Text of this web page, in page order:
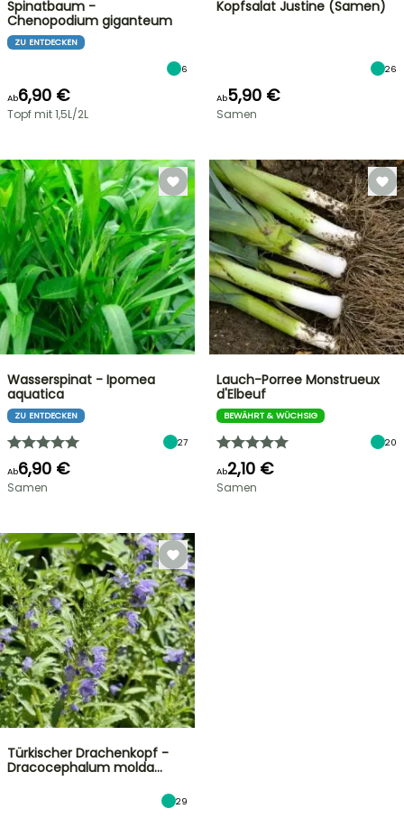
Spinatbaum -
Chenopodium giganteum
ZU ENTDECKEN
6
Ab6,90 €
Topf mit 1,5L/2L
Kopfsalat Justine (Samen)
26
Ab5,90 €
Samen
Wasserspinat - Ipomea
aquatica
ZU ENTDECKEN
27
Ab6,90 €
Samen
Lauch-Porree Monstrueux
d'Elbeuf
BEWÄHRT & WÜCHSIG
20
Ab2,10 €
Samen
Türkischer Drachenkopf -
Dracocephalum molda…
29